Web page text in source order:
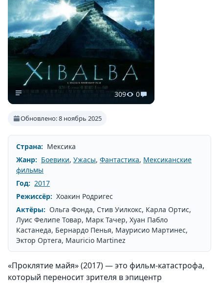
309 0
Обновлено: 8 ноябрь 2025
Страна: Мексика
Жанр: Боевики, Ужасы, Фантастика, Мексиканские
фильмы
Год: 2017
Режиссёр: Хоакин Родригес
Актёры: Ольга Фонда, Стив Уилкокс, Карла Ортис,
Луис Фелипе Товар, Марк Тачер, Хуан Пабло
Кастанеда, Бернардо Пенья, Маурисио Мартинес,
Эктор Ортега, Mauricio Martinez
«Проклятие майя» (2017) — это фильм-катастрофа,
который переносит зрителя в эпицентр